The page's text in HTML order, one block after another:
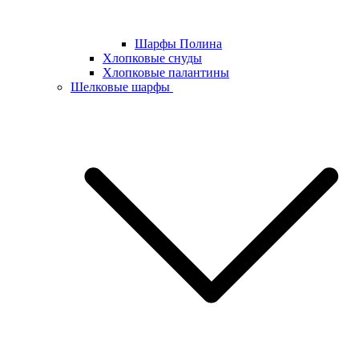
Шарфы Полина
Хлопковые снуды
Хлопковые палантины
Шелковые шарфы